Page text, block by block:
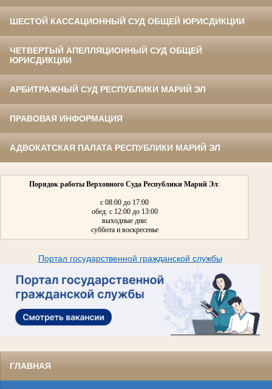
ШЕСТОЙ КАССАЦИОННЫЙ СУД ОБЩЕЙ ЮРИСДИКЦИИ
ЧЕТВЕРТЫЙ АПЕЛЛЯЦИОННЫЙ СУД ОБЩЕЙ
ЮРИСДИКЦИИ
АРБИТРАЖНЫЙ СУД РЕСПУБЛИКИ МАРИЙ ЭЛ
ПРАВОВАЯ ИНФОРМАЦИЯ
АДВОКАТСКАЯ ПАЛАТА РЕСПУБЛИКИ МАРИЙ ЭЛ
Порядок работы Верховного Суда Республики Марий Эл:
с 08:00 до 17:00
обед: с 12:00 до 13:00
выходные дни:
суббота и воскресенье
Портал государственной гражданской службы
ГЛАВНАЯ